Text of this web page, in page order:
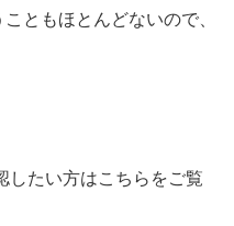
ともほとんどないので、
したい方はこちらをご覧